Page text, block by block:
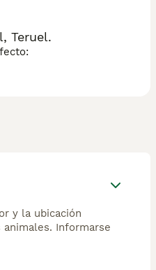
Teruel.
y la ubicación
Informarse